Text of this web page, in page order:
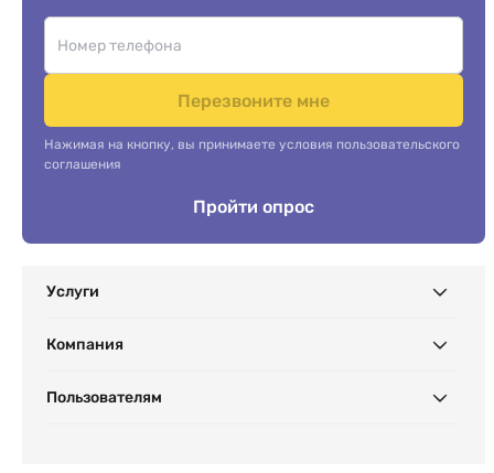
Перезвоните мне
Нажимая на кнопку, вы принимаете условия пользовательского
соглашения
Пройти опрос
Услуги
Компания
Пользователям